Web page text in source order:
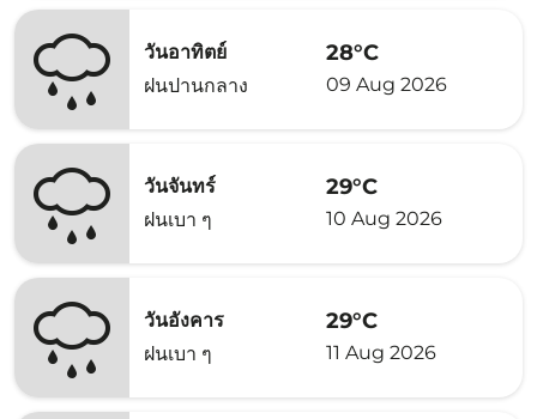
วันอาทิตย์
ฝนปานกลาง
28°C
09 Aug 2026
วันจันทร์
ฝนเบา ๆ
29°C
10 Aug 2026
วันอังคาร
ฝนเบา ๆ
29°C
11 Aug 2026